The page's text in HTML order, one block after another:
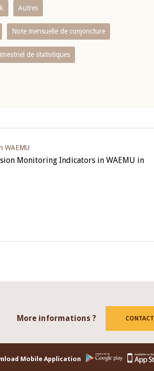
Autres
Note mensuelle de conjoncture
de statistiques
WAEMU
Monitoring Indicators in WAEMU in
More informations ? CONTACT
Mobile Application